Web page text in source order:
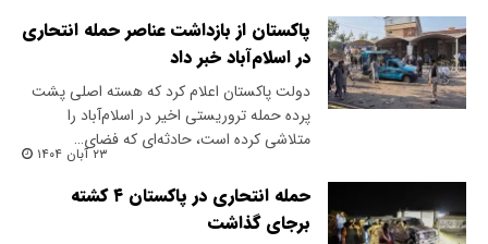
پاکستان از بازداشت عناصر حمله انتحاری
در اسلام‌آباد خبر داد
دولت پاکستان اعلام کرد که هسته اصلی پشت
پرده حمله تروریستی اخیر در اسلام‌آباد را
متلاشی کرده است، حادثه‌ای که فضای…
۲۳ آبان ۱۴۰۴
حمله انتحاری در پاکستان ۴ کشته
برجای گذاشت